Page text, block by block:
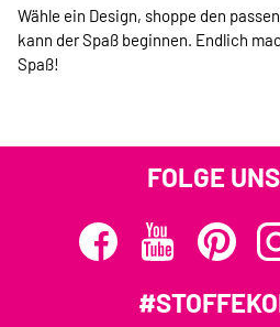
Wähle ein Design, shoppe den
kann der Spaß beginnen. Endlich
Spaß!
FOLGE